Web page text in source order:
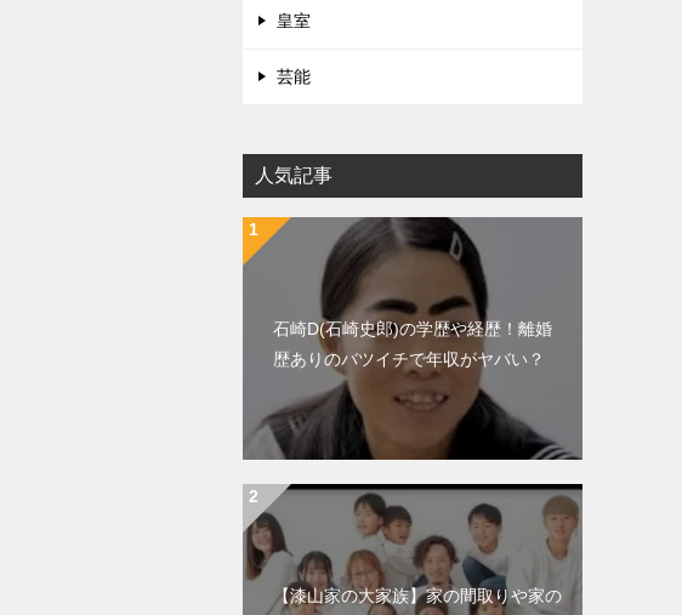
皇室
芸能
人気記事
石崎D(石崎史郎)の学歴や経歴！離婚
歴ありのバツイチで年収がヤバい？
【漆山家の大家族】家の間取りや家の